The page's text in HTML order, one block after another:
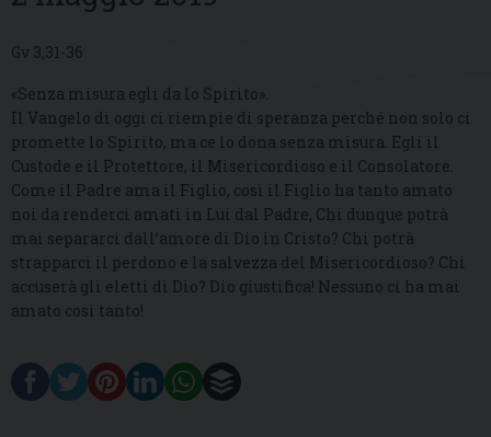
Gv 3,31-36
«Senza misura egli da lo Spirito».
Il Vangelo di oggi ci riempie di speranza perché non solo ci
promette lo Spirito, ma ce lo dona senza misura. Egli il
Custode e il Protettore, il Misericordioso e il Consolatore.
Come il Padre ama il Figlio, così il Figlio ha tanto amato
noi da renderci amati in Lui dal Padre, Chi dunque potrà
mai separarci dall’amore di Dio in Cristo? Chi potrà
strapparci il perdono e la salvezza del Misericordioso? Chi
accuserà gli eletti di Dio? Dio giustifica! Nessuno ci ha mai
amato così tanto!